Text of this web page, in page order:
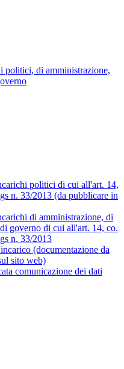
politici, di amministrazione,
politici di cui all'art. 14,
n. 33/2013 (da pubblicare in
di amministrazione, di
governo di cui all'art. 14, co.
n. 33/2013
(documentazione da
sito web)
comunicazione dei dati